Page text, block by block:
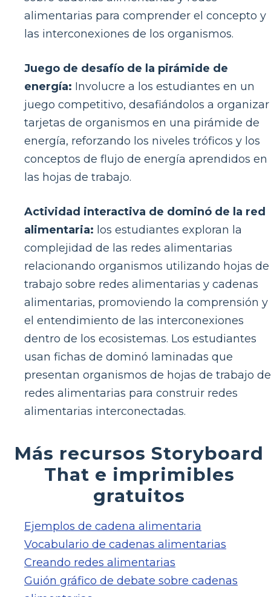
alimentarias para comprender el concepto y
las interconexiones de los organismos.
Juego de desafío de la pirámide de
energía: Involucre a los estudiantes en un
juego competitivo, desafiándolos a organizar
tarjetas de organismos en una pirámide de
energía, reforzando los niveles tróficos y los
conceptos de flujo de energía aprendidos en
las hojas de trabajo.
Actividad interactiva de dominó de la red
alimentaria: los estudiantes exploran la
complejidad de las redes alimentarias
relacionando organismos utilizando hojas de
trabajo sobre redes alimentarias y cadenas
alimentarias, promoviendo la comprensión y
el entendimiento de las interconexiones
dentro de los ecosistemas. Los estudiantes
usan fichas de dominó laminadas que
presentan organismos de hojas de trabajo de
redes alimentarias para construir redes
alimentarias interconectadas.
Más recursos Storyboard
That e imprimibles
gratuitos
Ejemplos de cadena alimentaria
Vocabulario de cadenas alimentarias
Creando redes alimentarias
Guión gráfico de debate sobre cadenas